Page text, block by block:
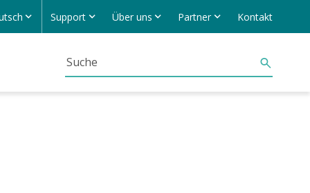
Support Über uns Partner Kontakt